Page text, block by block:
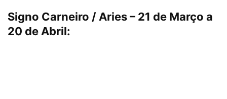
Signo Carneiro / Aries – 21 de Março a
20 de Abril: